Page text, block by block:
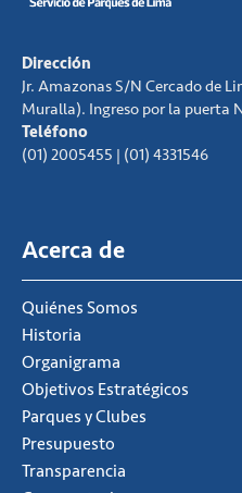
Dirección
Jr. Amazonas S/N Cercado de
Muralla). Ingreso por la puerta
Teléfono
(01) 2005455 | (01) 4331546
Acerca de
Quiénes Somos
Historia
Organigrama
Objetivos Estratégicos
Parques y Clubes
Presupuesto
Transparencia